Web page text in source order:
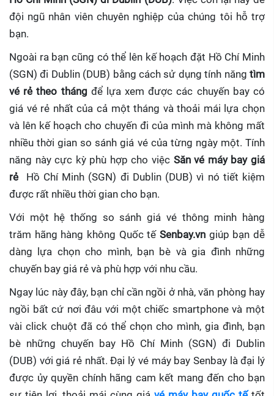
đội ngũ nhân viên chuyên nghiệp của chúng tôi hỗ trợ
bạn.
Ngoài ra bạn cũng có thể lên kế hoạch đặt Hồ Chí Minh
(SGN) đi Dublin (DUB) bằng cách sử dụng tính năng tìm
vé rẻ theo tháng để lựa xem được các chuyến bay có
giá vé rẻ nhất của cả một tháng và thoải mái lựa chọn
và lên kế hoạch cho chuyến đi của mình mà không mất
nhiều thời gian so sánh giá vé của từng ngày một. Tính
năng này cực kỳ phù hợp cho việc Săn vé máy bay giá
rẻ
Hồ Chí Minh (SGN) đi Dublin (DUB) vì nó tiết kiệm
được rất nhiều thời gian cho bạn.
Với một hệ thống so sánh giá vé thông minh hàng
trăm hãng hàng không Quốc tế Senbay.vn giúp bạn dễ
dàng lựa chọn cho mình, bạn bè và gia đình những
chuyến bay giá rẻ và phù hợp với nhu cầu.
Ngay lúc này đây, bạn chỉ cần ngồi ở nhà, văn phòng hay
ngồi bất cứ nơi đâu với một chiếc smartphone và một
vài click chuột đã có thể chọn cho mình, gia đình, bạn
bè những chuyến bay Hồ Chí Minh (SGN) đi Dublin
(DUB) với giá rẻ nhất. Đại lý vé máy bay Senbay là đại lý
được ủy quyền chính hãng cam kết mang đến cho bạn